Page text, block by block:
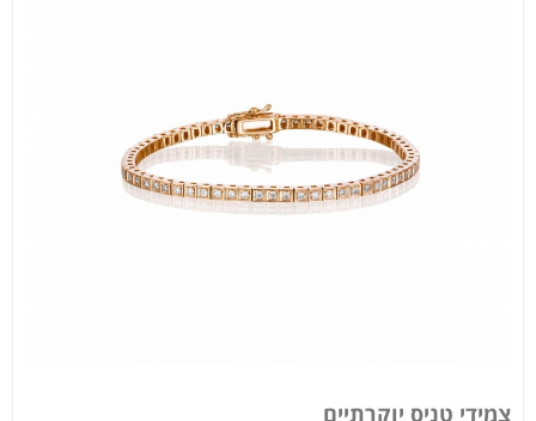
צמידי טניס יוקרתיים